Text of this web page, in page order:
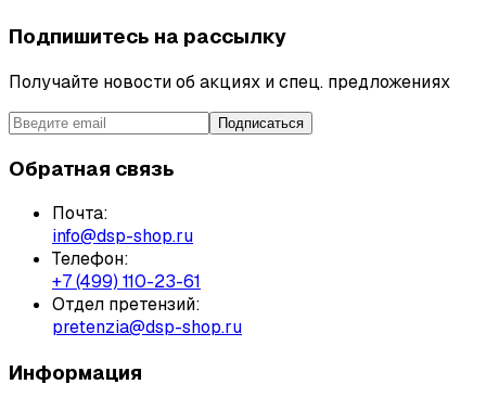
Подпишитесь на рассылку
Получайте новости об акциях и спец. предложениях
Подписаться
Обратная связь
Почта:
info@dsp-shop.ru
Телефон:
+7 (499) 110-23-61
Отдел претензий:
pretenzia@dsp-shop.ru
Информация